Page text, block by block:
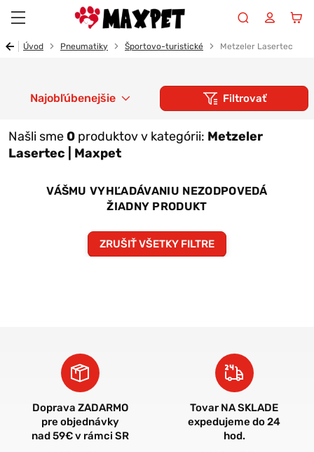
Úvod Pneumatiky Športovo-turistické Metzeler Lasertec
Filtrovať
Našli sme 0 produktov v kategórii: Metzeler
Lasertec | Maxpet
Najobľúbenejšie
VÁŠMU VYHĽADÁVANIU NEZODPOVEDÁ
ŽIADNY PRODUKT
ZRUŠIŤ VŠETKY FILTRE
Doprava ZADARMO
pre objednávky
nad 59€ v rámci SR
Tovar NA SKLADE
expedujeme do 24
hod.